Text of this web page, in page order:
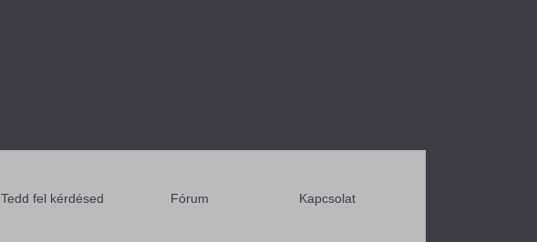
Tedd fel kérdésed Fórum Kapcsolat